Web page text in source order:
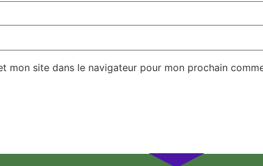
mon site dans le navigateur pour mon prochain